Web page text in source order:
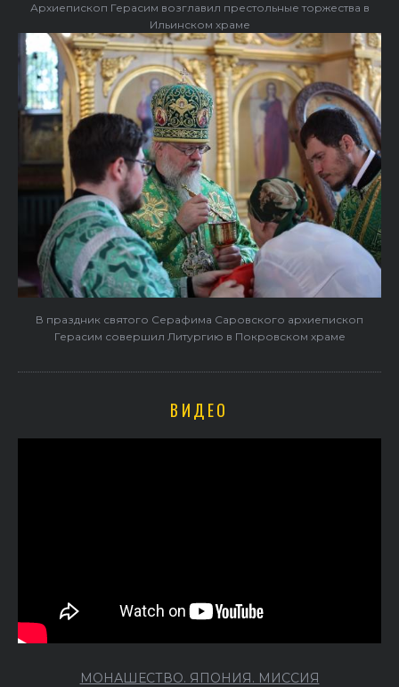
Архиепископ Герасим возглавил престольные торжества в
Ильинском храме
В праздник святого Серафима Саровского архиепископ
Герасим совершил Литургию в Покровском храме
ВИДЕО
МОНАШЕСТВО. ЯПОНИЯ. МИССИЯ